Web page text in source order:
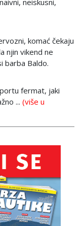
neiskusni,
komać čekaju
njin vikend ne
barba Baldo.
fermat, jaki
... (više u